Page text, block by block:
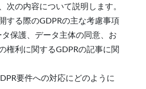
次の内容について説明します。
する際のGDPRの主な考慮事項
保護、データ主体の同意、お
権利に関するGDPRの記事に関
要件への対応にどのように